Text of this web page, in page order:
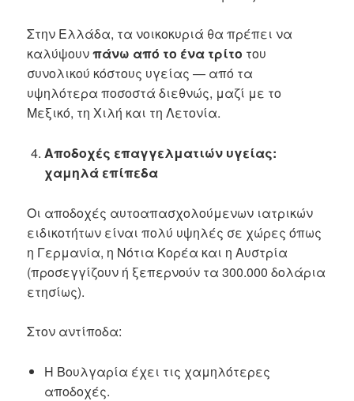
Στην Ελλάδα, τα νοικοκυριά θα πρέπει να
καλύψουνπάνω από το ένα τρίτο του
συνολικού κόστους υγείας — από τα
υψηλότερα ποσοστά διεθνώς, μαζί με το
Μεξικό, τη Χιλή και τη Λετονία.
Αποδοχές επαγγελματιών υγείας:
χαμηλά επίπεδα
Οι αποδοχές αυτοαπασχολούμενων ιατρικών
ειδικοτήτων είναι πολύ υψηλές σε χώρες όπως
η Γερμανία, η Νότια Κορέα και η Αυστρία
(προσεγγίζουν ή ξεπερνούν τα 300.000 δολάρια
ετησίως).
Στον αντίποδα:
Η Βουλγαρία έχει τις χαμηλότερες
αποδοχές.